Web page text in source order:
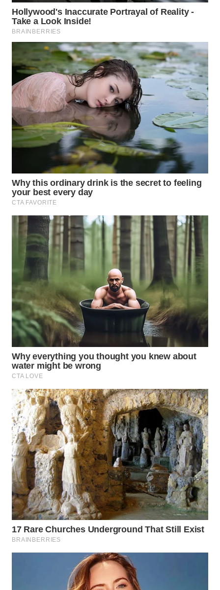
WN
BORNEO
WAHANA
NEWS
WAHANA
TANI
WAHANA
INFRASTRUKTUR
WAHANA
KONSUMEN
WAHANA
WAHANA
TRAVEL
WAHANA
WAHANANEWS
ID
WAHANANEWS
CO ID
WAHANANEWS
NET
WAHANA
SPORT
WAHANA
UMKM
WAHANA